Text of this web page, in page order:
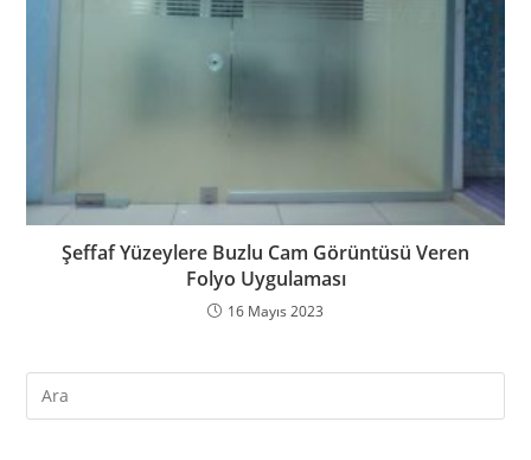
Şeffaf Yüzeylere Buzlu Cam Görüntüsü Veren
Folyo Uygulaması
16 Mayıs 2023